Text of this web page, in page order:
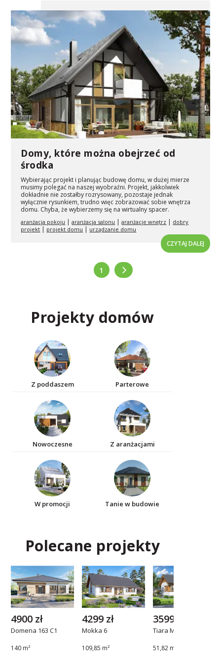
Domy, które można obejrzeć od
środka
Wybierając projekt i planując budowę domu, w dużej mierze
musimy polegać na naszej wyobraźni. Projekt, jakkolwiek
dokładnie nie zostałby rozrysowany, pozostaje jednak
wyłącznie rysunkiem, trudno więc zobrazować sobie wnętrza
domu. Chyba, że wybierzemy się na wirtualny spacer.
aranżacja pokoju |aranżacja salonu |aranżacje wnętrz | dobry
projekt | projekt domu | urządzanie domu
CZYTAJ DALEJ
1
Projekty domów
Z poddaszem Parterowe
Nowoczesne Z aranżacjami
W promocji Tanie w budowie
Polecane projekty
Domena 163 C1
140 m²
4900 zł
Mokka 6
109,85 m²
4299 zł
Tiara Mini
51,82 m²
3599 zł